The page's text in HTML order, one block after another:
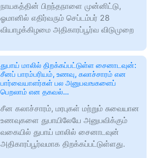
நாயகத்தின் பிறந்தநாளை முன்னிட்டு,
ஓமானில் எதிர்வரும் செப்டம்பர் 28
வியாழக்கிழமை அதிகாரப்பூர்வ விடுமுறை
துபாய் மாலில் திறக்கப்பட்டுள்ள சைனாடவுன்:
சீனப் பாரம்பரியம், உணவு, கலாச்சாரம் என
பார்வையாளர்கள் பல அனுபவஙகளைப்
பெறலாம் என தகவல்…
சீன கலாச்சாரம், மரபுகள் மற்றும் சுவையான
உணவுகளை துபாயிலேயே அனுபவிக்கும்
வகையில் துபாய் மாலில் சைனாடவுன்
அதிகாரப்பூர்வமாக திறக்கப்பட்டுள்ளது.